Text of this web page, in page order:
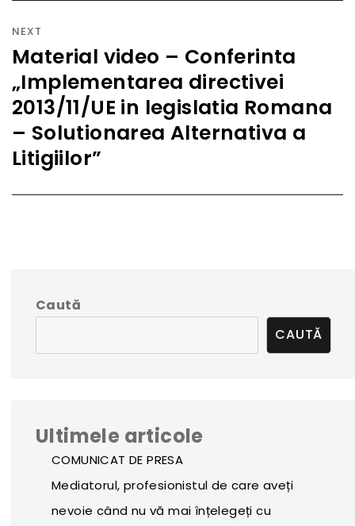
NEXT
Next
post:
Material video – Conferinta
„Implementarea directivei
2013/11/UE in legislatia Romana
– Solutionarea Alternativa a
Litigiilor”
Caută
CAUTĂ
Ultimele articole
COMUNICAT DE PRESA
Mediatorul, profesionistul de care aveți
nevoie când nu vă mai înțelegeți cu